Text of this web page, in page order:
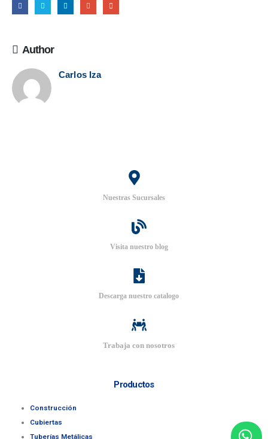
Author
Carlos Iza
Nuestras Sucursales
Visita nuestro blog
Descarga nuestro catalogo
Trabaja con nosotros
Productos
Construcción
Cubiertas
Tuberías Metálicas